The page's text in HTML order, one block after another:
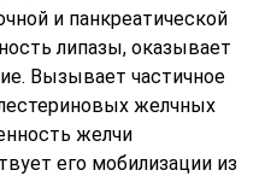
и панкреатической
липазы, оказывает
Вызывает частичное
желчных
желчи
его мобилизации из